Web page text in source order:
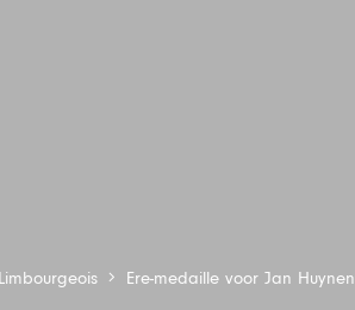
Ere-medaille voor Jan Huynen